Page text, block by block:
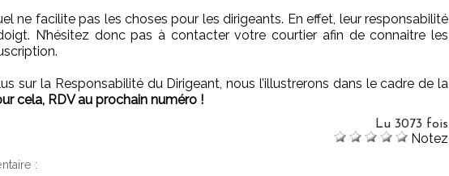
ne facilite pas les choses pour les dirigeants. En effet, leur responsabilité
N’hésitez donc pas à contacter votre courtier afin de connaitre les
sur la Responsabilité du Dirigeant, nous l’illustrerons dans le cadre de la
cela, RDV au prochain numéro !
Lu 3073 fois
Notez
: